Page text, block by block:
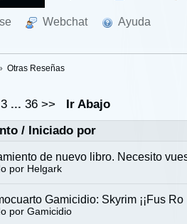
Webchat Ayuda
Otras Reseñas
3 ...36 >>
Ir Abajo
/ Iniciado por
de nuevo libro. Necesito
por Helgark
Gamicidio: Skyrim ¡¡Fus Ro
por Gamicidio